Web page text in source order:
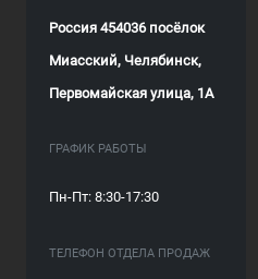
Россия 454036 посёлок
Миасский, Челябинск,
Первомайская улица, 1А
ГРАФИК РАБОТЫ
Пн-Пт: 8:30-17:30
ТЕЛЕФОН ОТДЕЛА ПРОДАЖ